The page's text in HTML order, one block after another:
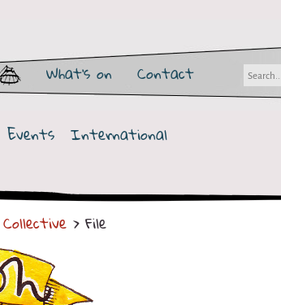
What's on Contact
Events International
> File